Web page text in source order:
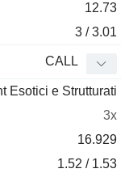
12.73
3 / 3.01
CALL
Esotici e Strutturati
3x
16.929
1.52 / 1.53